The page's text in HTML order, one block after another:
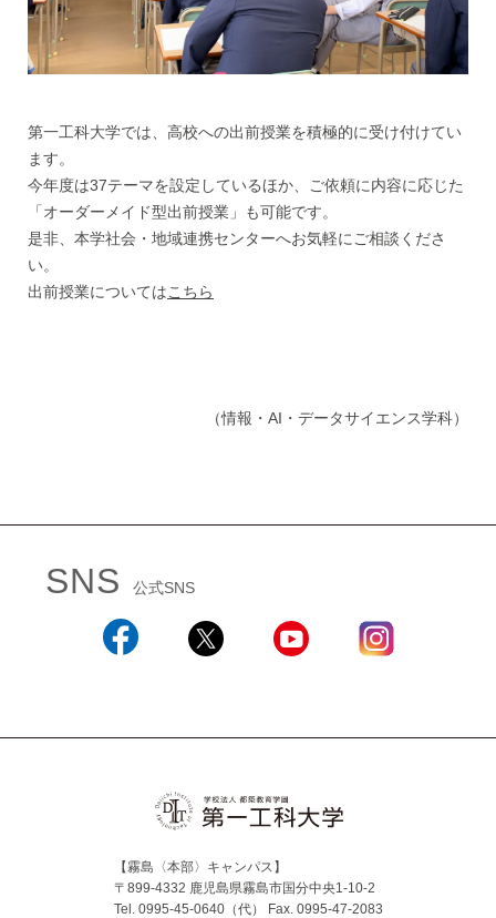
第一工科大学では、高校への出前授業を積極的に受け付けてい
ます。
今年度は37テーマを設定しているほか、ご依頼に内容に応じた
「オーダーメイド型出前授業」も可能です。
是非、本学社会・地域連携センターへお気軽にご相談くださ
い。
出前授業についてはこちら
（情報・AI・データサイエンス学科）
SNS 公式SNS
【霧島〈本部〉キャンパス】
〒899-4332 鹿児島県霧島市国分中央1-10-2
Tel. 0995-45-0640（代）
Fax. 0995-47-2083